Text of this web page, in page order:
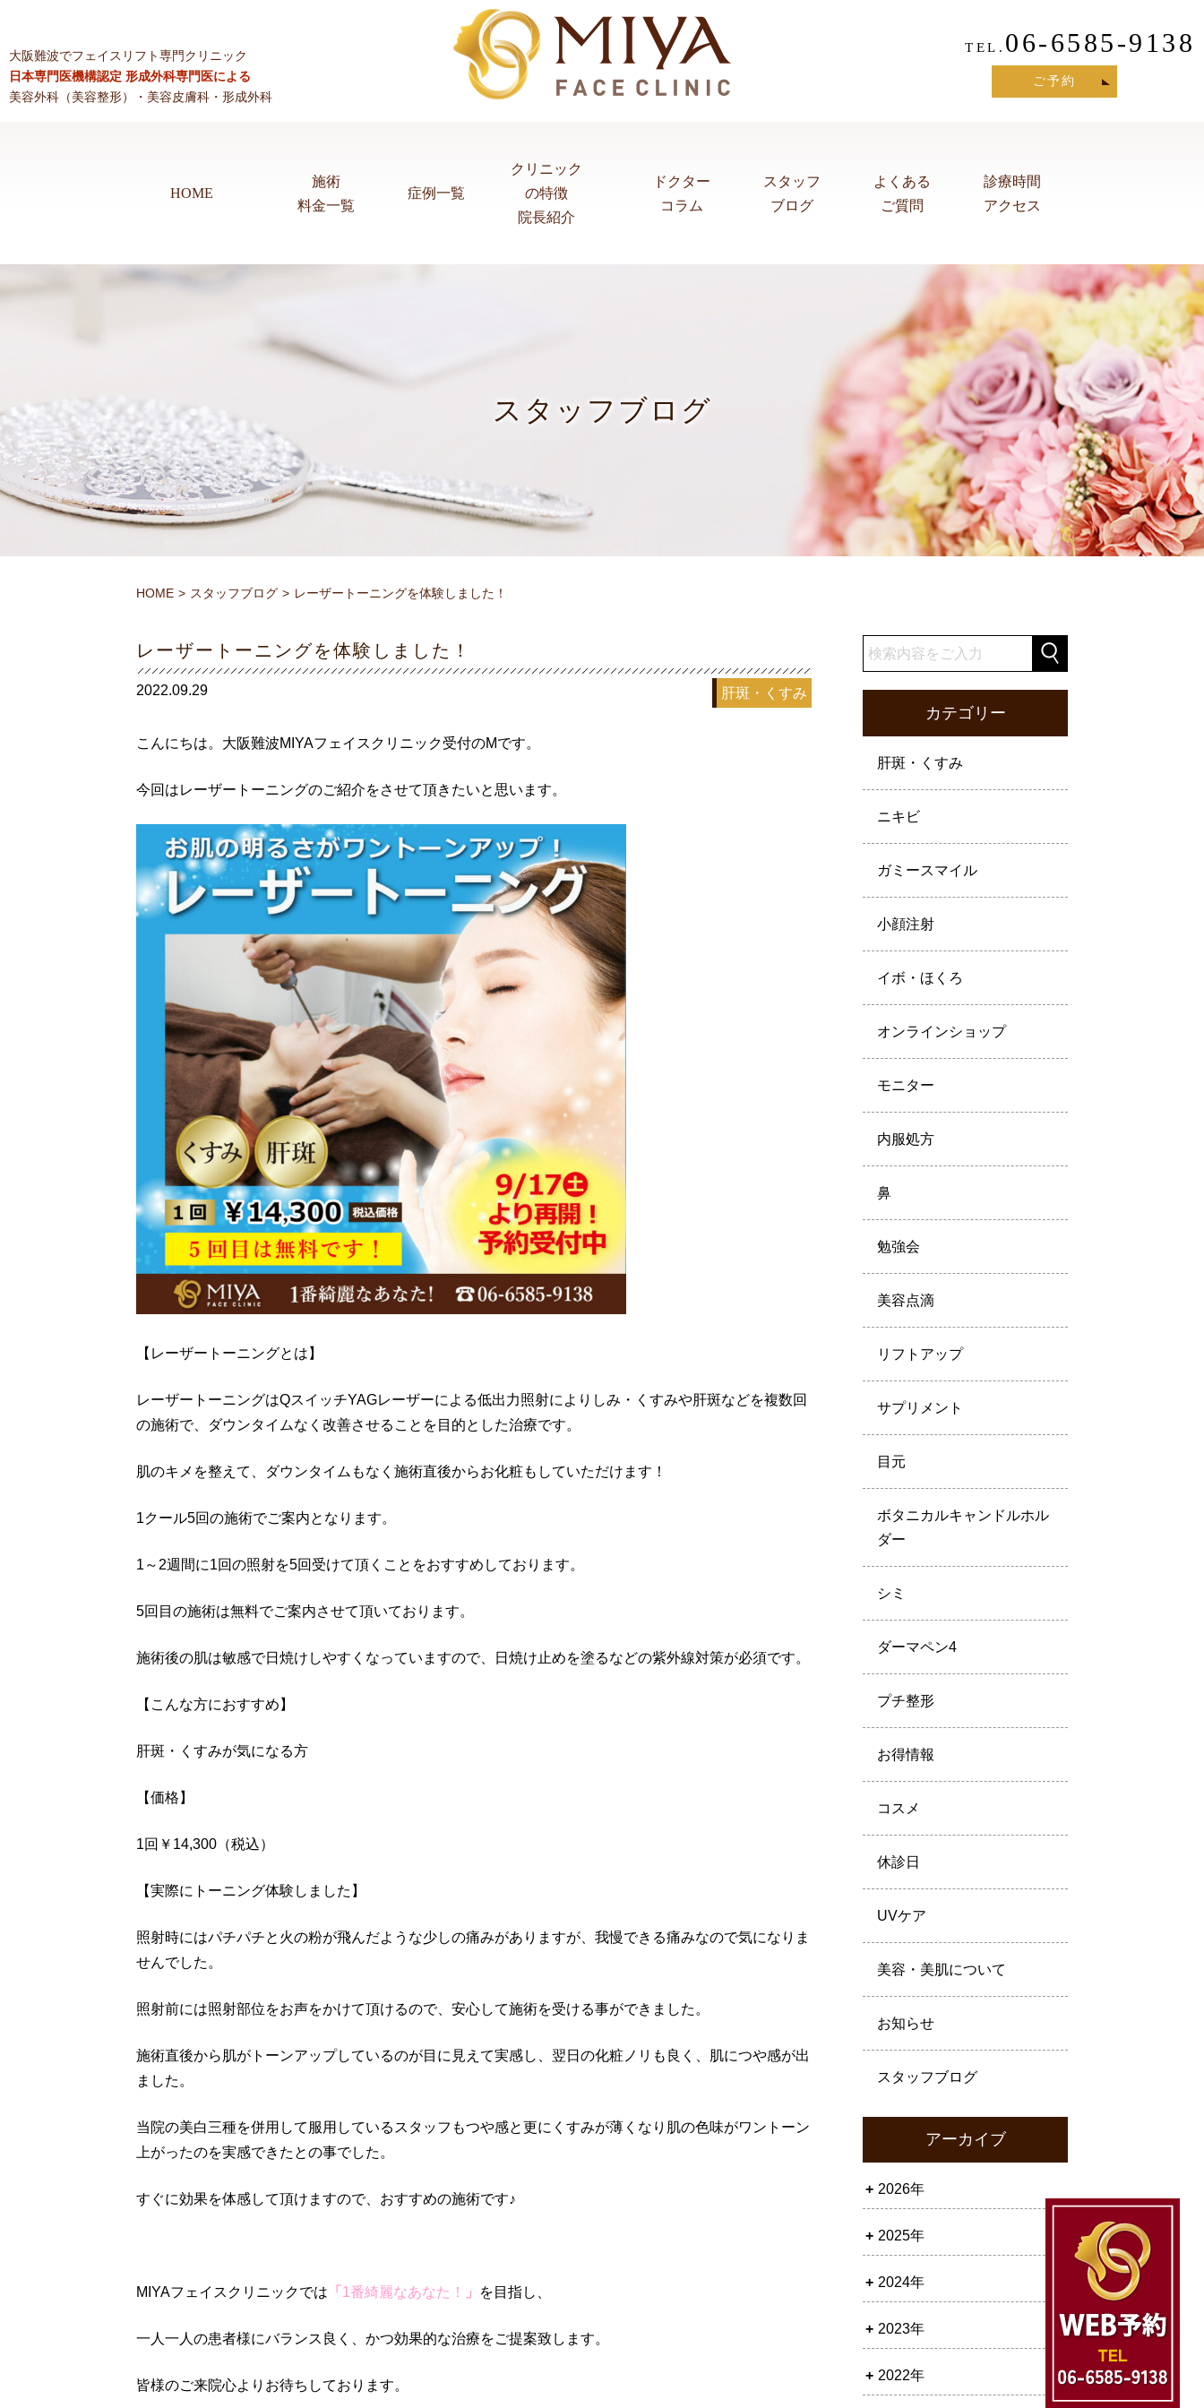
大阪難波でフェイスリフト専門クリニック
日本専門医機構認定 形成外科専門医による
美容外科（美容整形）・美容皮膚科・形成外科
TEL. 06-6585-9138
ご予約
HOME
施術
料金一覧
症例一覧
クリニック
の特徴
院長紹介
ドクター
コラム
スタッフ
ブログ
よくある
ご質問
診療時間
アクセス
スタッフブログ
HOME スタッフブログ レーザートーニングを体験しました！
レーザートーニングを体験しました！
2022.09.29 肝斑・くすみ
こんにちは。大阪難波MIYAフェイスクリニック受付のMです。
今回はレーザートーニングのご紹介をさせて頂きたいと思います。
【レーザートーニングとは】
レーザートーニングはQスイッチYAGレーザーによる低出力照射によりしみ・くすみや肝斑などを複数回
の施術で、ダウンタイムなく改善させることを目的とした治療です。
肌のキメを整えて、ダウンタイムもなく施術直後からお化粧もしていただけます！
1クール5回の施術でご案内となります。
1～2週間に1回の照射を5回受けて頂くことをおすすめしております。
5回目の施術は無料でご案内させて頂いております。
施術後の肌は敏感で日焼けしやすくなっていますので、日焼け止めを塗るなどの紫外線対策が必須です。
【こんな方におすすめ】
肝斑・くすみが気になる方
【価格】
1回￥14,300（税込）
【実際にトーニング体験しました】
照射時にはパチパチと火の粉が飛んだような少しの痛みがありますが、我慢できる痛みなので気になりま
せんでした。
照射前には照射部位をお声をかけて頂けるので、安心して施術を受ける事ができました。
施術直後から肌がトーンアップしているのが目に見えて実感し、翌日の化粧ノリも良く、肌につや感が出
ました。
当院の美白三種を併用して服用しているスタッフもつや感と更にくすみが薄くなり肌の色味がワントーン
上がったのを実感できたとの事でした。
すぐに効果を体感して頂けますので、おすすめの施術です♪
MIYAフェイスクリニックでは 「 1番綺麗なあなた！ 」 を目指し、
一人一人の患者様にバランス良く、かつ効果的な治療をご提案致します。
皆様のご来院心よりお待ちしております。
カテゴリー
肝斑・くすみ
ニキビ
ガミースマイル
小顔注射
イボ・ほくろ
オンラインショップ
モニター
内服処方
鼻
勉強会
美容点滴
リフトアップ
サプリメント
目元
ボタニカルキャンドルホル
ダー
シミ
ダーマペン4
プチ整形
お得情報
コスメ
休診日
UVケア
美容・美肌について
お知らせ
スタッフブログ
アーカイブ
2026年
2025年
2024年
2023年
2022年